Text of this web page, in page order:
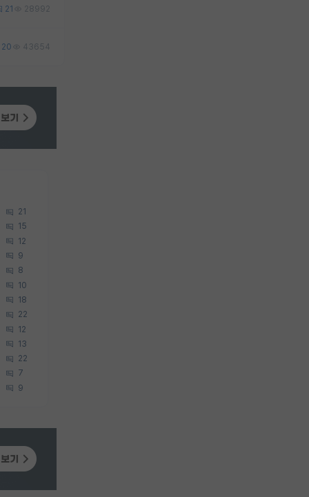
21 28992
20 43654
21
15
12
9
8
10
18
22
12
13
22
7
9